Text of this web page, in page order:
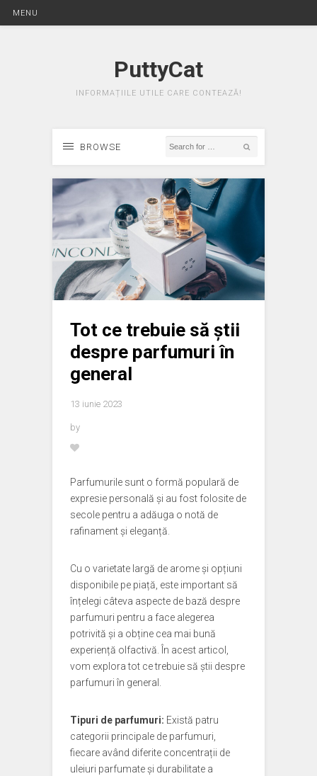
MENU
PuttyCat
INFORMAȚIILE UTILE CARE CONTEAZĂ!
BROWSE
Tot ce trebuie să știi
despre parfumuri în
general
13 iunie 2023
by
Parfumurile sunt o formă populară de
expresie personală și au fost folosite de
secole pentru a adăuga o notă de
rafinament și eleganță.
Cu o varietate largă de arome și opțiuni
disponibile pe piață, este important să
înțelegi câteva aspecte de bază despre
parfumuri pentru a face alegerea
potrivită și a obține cea mai bună
experiență olfactivă. În acest articol,
vom explora tot ce trebuie să știi despre
parfumuri în general.
Tipuri de parfumuri: Există patru
categorii principale de parfumuri,
fiecare având diferite concentrații de
uleiuri parfumate și durabilitate a